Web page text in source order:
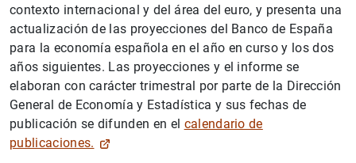
contexto internacional y del área del euro, y presenta una
actualización de las proyecciones del Banco de España
para la economía española en el año en curso y los dos
años siguientes. Las proyecciones y el informe se
elaboran con carácter trimestral por parte de la Dirección
General de Economía y Estadística y sus fechas de
publicación se difunden en el calendario de
publicaciones.